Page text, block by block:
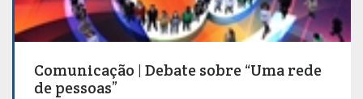
Comunicação | Debate sobre “Uma rede
de pessoas”